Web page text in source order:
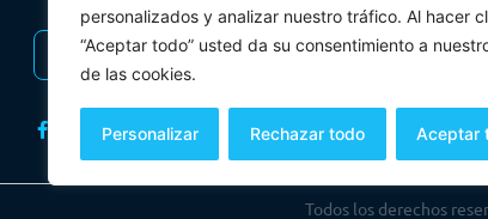
personalizados y analizar nuestro tráfico. Al hacer
“Aceptar todo” usted da su consentimiento a
de las cookies.
Personalizar Rechazar todo Aceptar
INSCRIBIRSE AL BOLETÍN
Visitas
Folletos
Todos los derechos